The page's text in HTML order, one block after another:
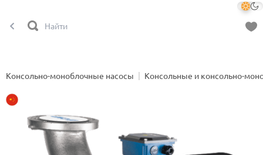
Консольно-моноблочные насосы Консольные и консольно-